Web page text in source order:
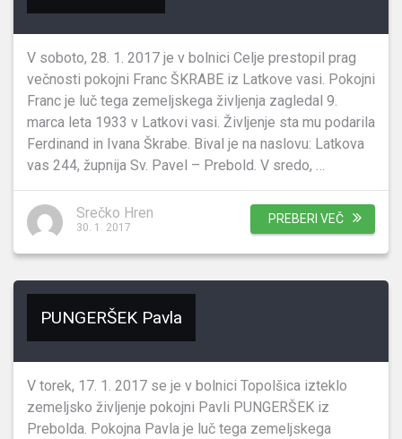
V soboto, 28. 1. 2017 je v bolnici Celje prestopil prag
večnosti pokojni Franc ŠKRABE iz Latkove vasi. Pokojni
Franc je luč tega zemeljskega življenja zagledal 9.
marca leta 1933 v Latkovi vasi. Življenje sta mu podarila
Ferdinand in Ivana Škrabe. Bival je na naslovu: Latkova
vas 244, župnija Sv. Pavel – Prebold. V sredo, …
PREBERI VEČ
Srečko Hren
30. 1. 2017
PUNGERŠEK Pavla
V torek, 17. 1. 2017 se je v bolnici Topolšica izteklo
zemeljsko življenje pokojni Pavli PUNGERŠEK iz
Prebolda. Pokojna Pavla je luč tega zemeljskega